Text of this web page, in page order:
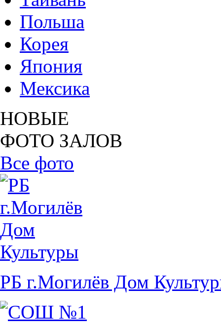
Польша
Корея
Япония
Мексика
НОВЫЕ
ФОТО ЗАЛОВ
Все фото
РБ г.Могилёв Дом